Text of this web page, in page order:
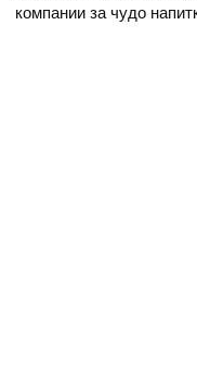
компании за чудо